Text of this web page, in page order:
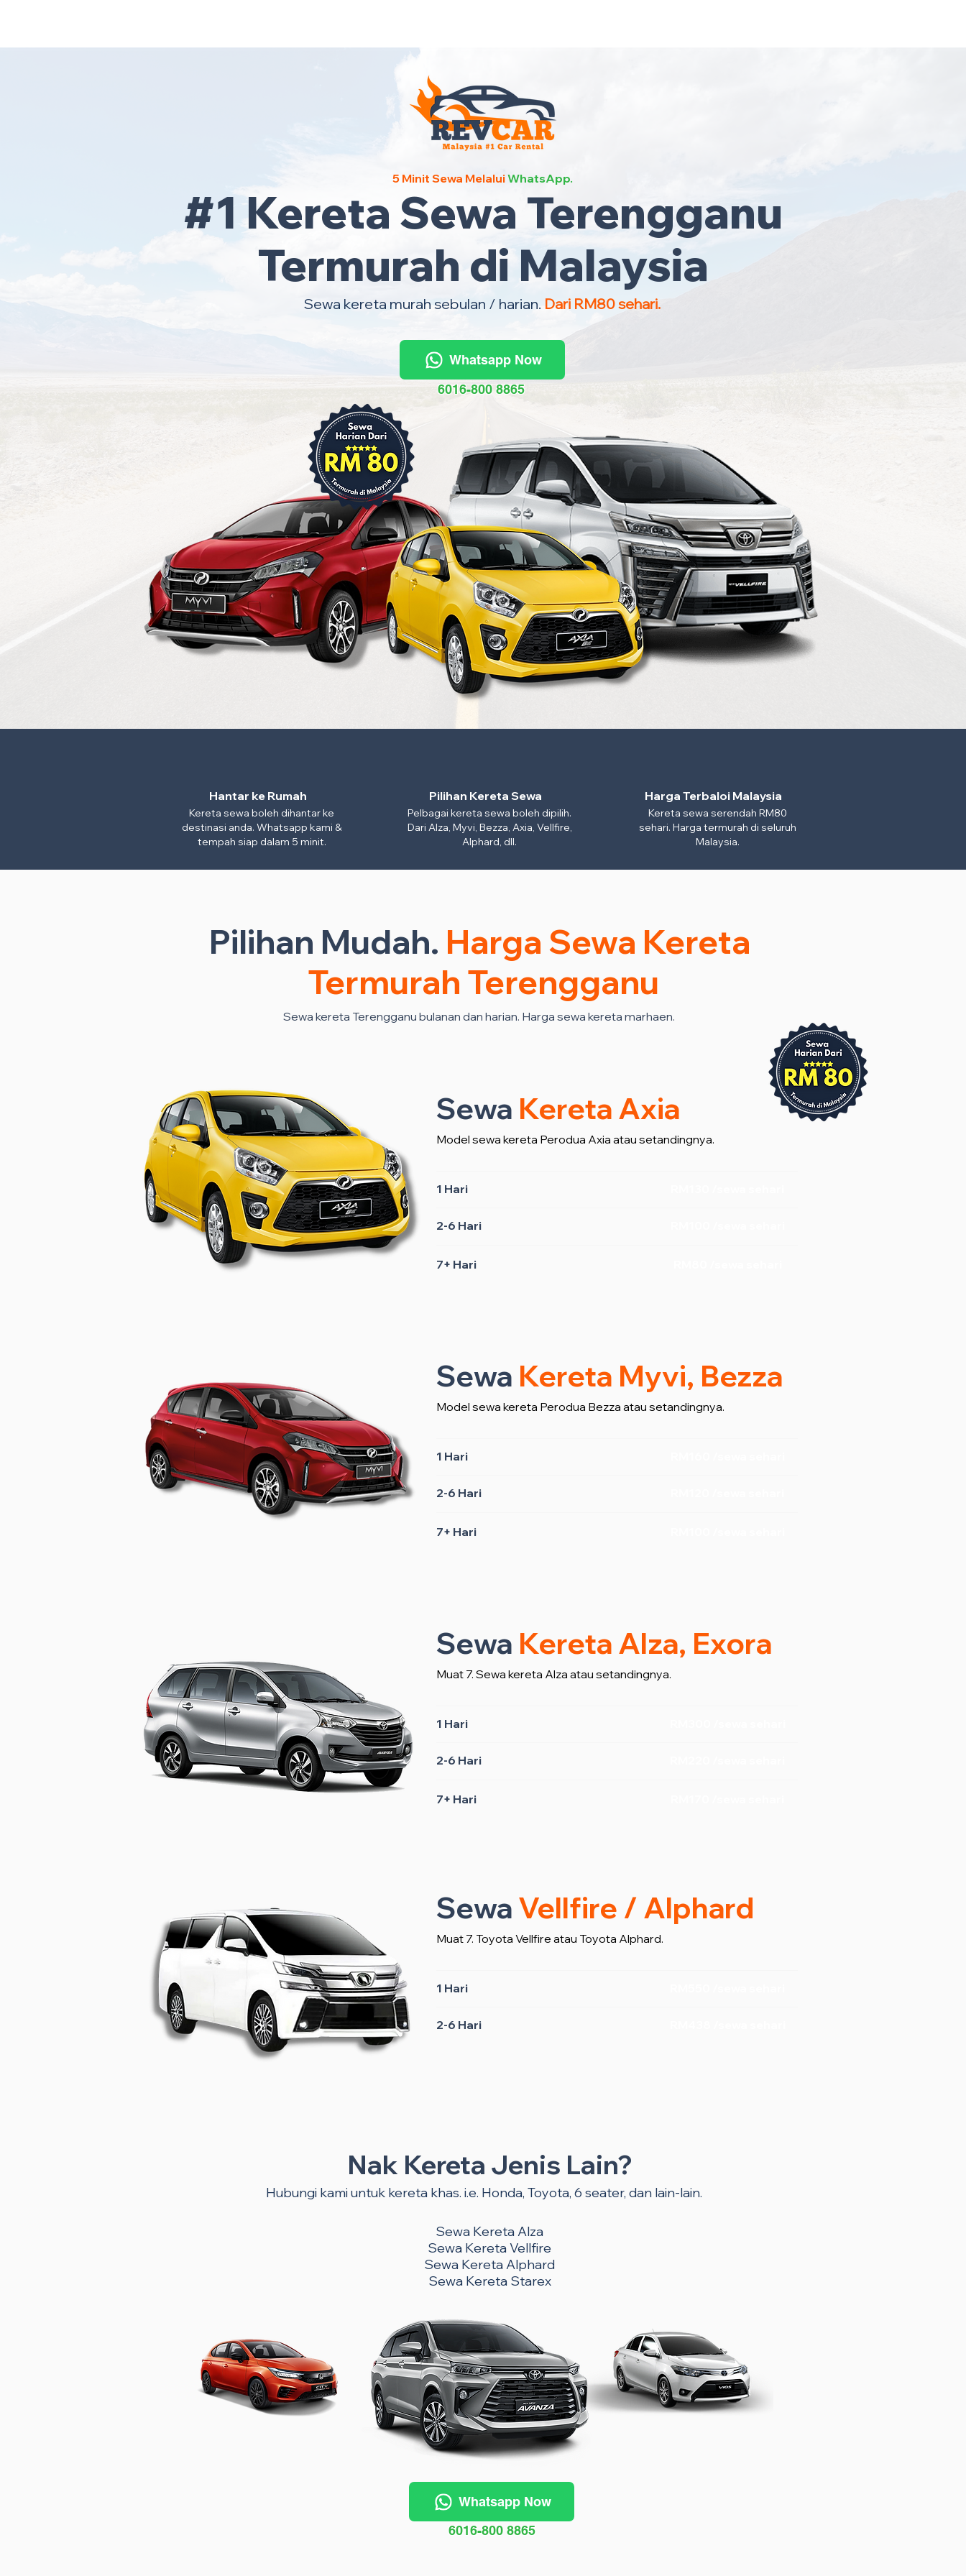
5 Minit Sewa MelaluiWhatsApp.
#1 Kereta Sewa Terengganu
Termurah di Malaysia
Sewa kereta murah sebulan / harian. Dari RM80 sehari.
Whatsapp Now
6016-800 8865
Hantar ke Rumah
Kereta sewa boleh dihantar ke
destinasi anda. Whatsapp kami &
tempah siap dalam 5 minit.
Pilihan Kereta Sewa
Pelbagai kereta sewa boleh dipilih.
Dari Alza, Myvi, Bezza, Axia, Vellfire,
Alphard, dll.
Harga Terbaloi Malaysia
Kereta sewa serendah RM80
sehari. Harga termurah di seluruh
Malaysia.
Pilihan Mudah. Harga Sewa Kereta
Termurah Terengganu
Sewa kereta Terengganu bulanan dan harian. Harga sewa kereta marhaen.
Sewa Kereta Axia
Model sewa kereta Perodua Axia atau setandingnya.
1 Hari
2-6 Hari
7+ Hari
Sewa Kereta Myvi, Bezza
Model sewa kereta Perodua Bezza atau setandingnya.
1 Hari
2-6 Hari
7+ Hari
Sewa Kereta Alza, Exora
Muat 7. Sewa kereta Alza atau setandingnya.
1 Hari
2-6 Hari
7+ Hari
Sewa Vellfire / Alphard
Muat 7. Toyota Vellfire atau Toyota Alphard.
1 Hari
2-6 Hari
Nak Kereta Jenis Lain?
Hubungi kami untuk kereta khas. i.e. Honda, Toyota, 6 seater, dan lain-lain.
Sewa Kereta Alza
Sewa Kereta Vellfire
Sewa Kereta Alphard
Sewa Kereta Starex
Whatsapp Now
6016-800 8865